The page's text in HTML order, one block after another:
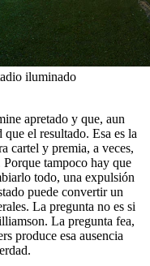
iluminado
apretado y que, aun
el resultado. Esa es la
cartel y premia, a veces,
tampoco hay que
todo, una expulsión
puede convertir un
La pregunta no es si
La pregunta fea,
produce esa ausencia